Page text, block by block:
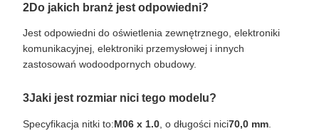
2Do jakich branż jest odpowiedni?
Jest odpowiedni do oświetlenia zewnętrznego, elektroniki
komunikacyjnej, elektroniki przemysłowej i innych
zastosowań wodoodpornych obudowy.
3Jaki jest rozmiar nici tego modelu?
Specyfikacja nitki to:M06 x 1.0 , o długości nici70,0 mm